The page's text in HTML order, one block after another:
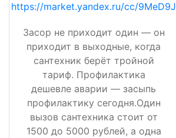
https://market.yandex.ru/cc/9MeD9J
Засор не приходит один — он
приходит в выходные, когда
сантехник берёт тройной
тариф. Профилактика
дешевле аварии — засыпь
профилактику сегодня.Один
вызов сантехника стоит от
1500 до 5000 рублей, а одна